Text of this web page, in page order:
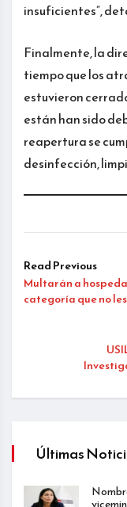
insuficientes”,
Finalmente, la
tiempo que los
estuvieron
están han sido
reapertura se
desinfección,
Read Previous
Multarán a
categoría que no
Últimas